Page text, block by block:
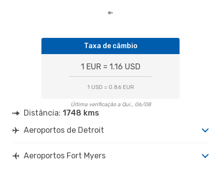
Taxa de câmbio
1 EUR = 1.16 USD
1 USD = 0.86 EUR
Última verificação a Qui., 06/08
Distância: 1748 kms
Aeroportos de Detroit
Aeroportos Fort Myers